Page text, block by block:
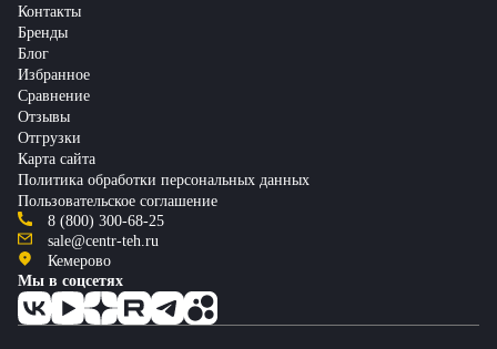
Контакты
Бренды
Блог
Избранное
Сравнение
Отзывы
Отгрузки
Карта сайта
Политика обработки персональных данных
Пользовательское соглашение
8 (800) 300-68-25
sale@centr-teh.ru
Кемерово
Мы в соцсетях